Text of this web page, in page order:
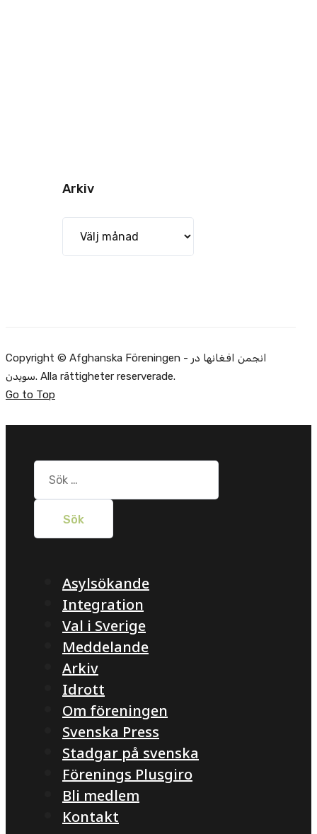
Arkiv
Copyright © Afghanska Föreningen - انجمن افغانها در
سویدن. Alla rättigheter reserverade.
Go to Top
Sök
efter:
Asylsökande
Integration
Val i Sverige
Meddelande
Arkiv
Idrott
Om föreningen
Svenska Press
Stadgar på svenska
Förenings Plusgiro
Bli medlem
Kontakt